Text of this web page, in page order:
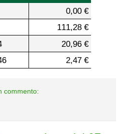
0,00 €
111,28 €
20,96 €
2,47 €
commento: